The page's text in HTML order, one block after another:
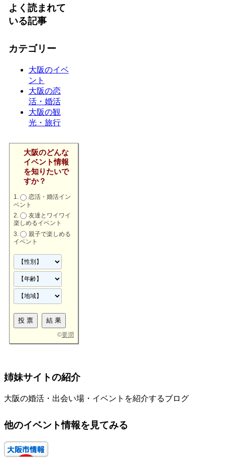
よく読まれて
いる記事
カテゴリー
大阪のイベ
ント
大阪の恋
活・婚活
大阪の観
光・旅行
大阪のどんな
イベント情報
を知りたいで
すか？
恋活・婚活イン
ベント
友達とワイワイ
楽しめるイベント
親子で楽しめる
イベント
©要潤
姉妹サイトの紹介
大阪の婚活・出会い場・イベントを紹介するブログ
他のイベント情報を見てみる